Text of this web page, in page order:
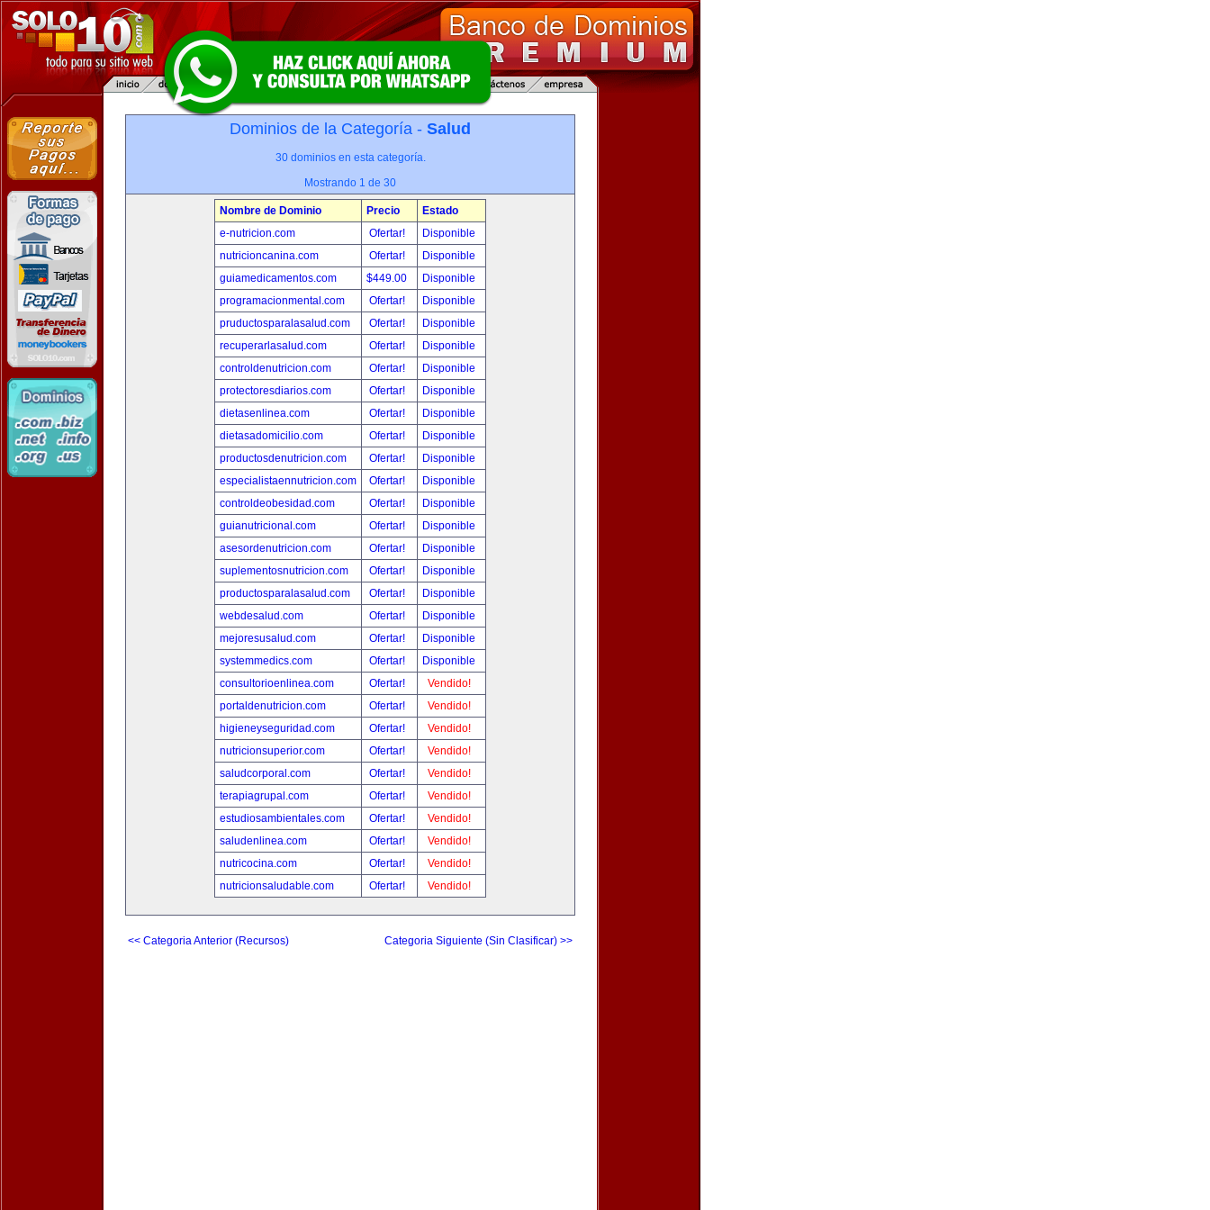
Dominios de la Categoría - Salud
30 dominios en esta categoría.
Mostrando 1 de 30
Nombre de Dominio Precio
Estado
e-nutricion.com
Ofertar!
Disponible
nutricioncanina.com
Ofertar!
Disponible
guiamedicamentos.com
$449.00
Disponible
programacionmental.com
Ofertar!
Disponible
pruductosparalasalud.com
Ofertar!
Disponible
recuperarlasalud.com
Ofertar!
Disponible
controldenutricion.com
Ofertar!
Disponible
protectoresdiarios.com
Ofertar!
Disponible
dietasenlinea.com
Ofertar!
Disponible
dietasadomicilio.com
Ofertar!
Disponible
productosdenutricion.com
Ofertar!
Disponible
especialistaennutricion.com
Ofertar!
Disponible
controldeobesidad.com
Ofertar!
Disponible
guianutricional.com
Ofertar!
Disponible
asesordenutricion.com
Ofertar!
Disponible
suplementosnutricion.com
Ofertar!
Disponible
productosparalasalud.com
Ofertar!
Disponible
webdesalud.com
Ofertar!
Disponible
mejoresusalud.com
Ofertar!
Disponible
systemmedics.com
Ofertar!
Disponible
consultorioenlinea.com
Ofertar!
Vendido!
portaldenutricion.com
Ofertar!
Vendido!
higieneyseguridad.com
Ofertar!
Vendido!
nutricionsuperior.com
Ofertar!
Vendido!
saludcorporal.com
Ofertar!
Vendido!
terapiagrupal.com
Ofertar!
Vendido!
estudiosambientales.com
Ofertar!
Vendido!
saludenlinea.com
Ofertar!
Vendido!
nutricocina.com
Ofertar!
Vendido!
nutricionsaludable.com
Ofertar! Vendido!
<< Categoria Anterior (Recursos) Categoria Siguiente (Sin Clasificar) >>